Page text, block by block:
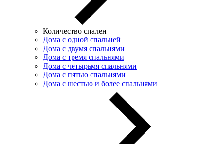
Количество спален
Дома с одной спальней
Дома с двумя спальнями
Дома с тремя спальнями
Дома с четырьмя спальнями
Дома с пятью спальнями
Дома с шестью и более спальнями